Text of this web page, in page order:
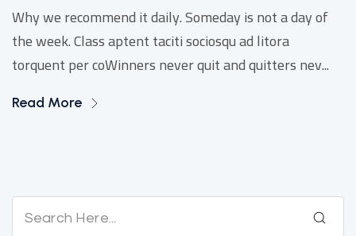
Why we recommend it daily. Someday is not a day of
the week. Class aptent taciti sociosqu ad litora
torquent per coWinners never quit and quitters nev...
Read More